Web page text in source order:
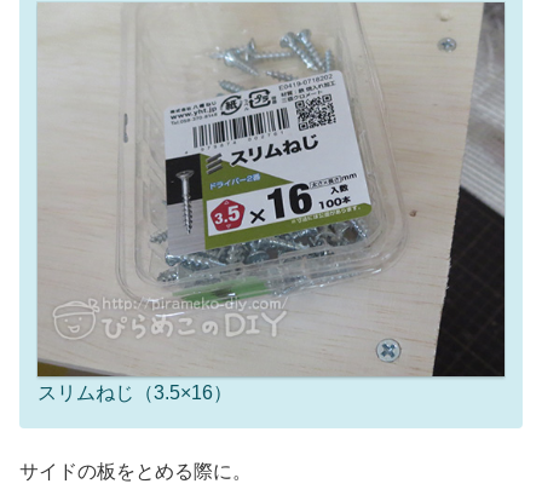
スリムねじ（3.5×16）
サイドの板をとめる際に。